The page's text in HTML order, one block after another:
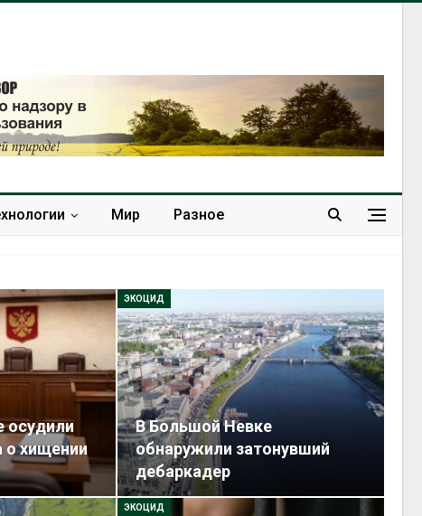
Мир Разное
осудили
о хищении
ЭКОЦИД
В Большой Невке
обнаружили затонувший
дебаркадер
ЭКОЦИД